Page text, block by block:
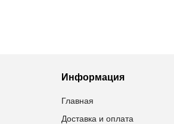
Информация
Главная
Доставка и оплата